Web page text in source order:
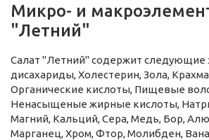
Микро- и
"Летний"
Салат "Летний" содержит
дисахариды, Холестерин, Зола,
Органические кислоты, Пищевые
Ненасыщеные жирные кислоты,
Магний, Кальций, Сера, Медь, Бор,
Марганец, Хром, Фтор, Молибден,